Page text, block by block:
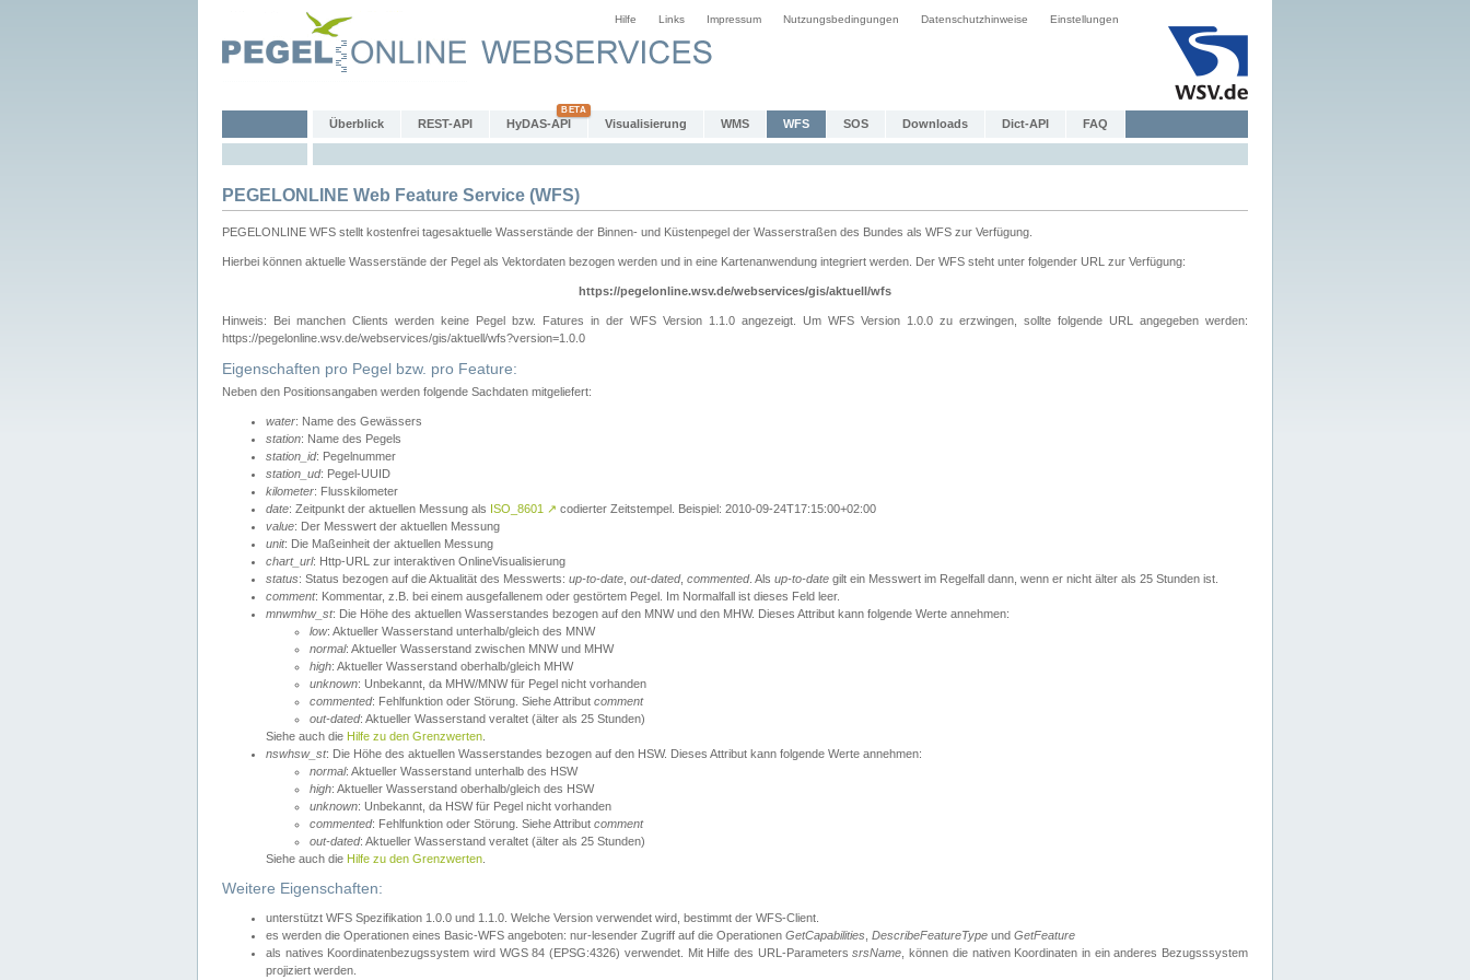
Hilfe Links Impressum Nutzungsbedingungen Datenschutzhinweise Einstellungen
Überblick REST-API HyDAS-API Visualisierung WMS WFS SOS Downloads Dict-API FAQ
PEGELONLINE Web Feature Service (WFS)
PEGELONLINE WFS stellt kostenfrei tagesaktuelle Wasserstände der Binnen- und Küstenpegel der Wasserstraßen des Bundes als WFS zur Verfügung.
Hierbei können aktuelle Wasserstände der Pegel als Vektordaten bezogen werden und in eine Kartenanwendung integriert werden. Der WFS steht unter folgender URL zur Verfügung:
https://pegelonline.wsv.de/webservices/gis/aktuell/wfs
Hinweis: Bei manchen Clients werden keine Pegel bzw. Fatures in der WFS Version 1.1.0 angezeigt. Um WFS Version 1.0.0 zu erzwingen, sollte folgende URL angegeben werden:
https://pegelonline.wsv.de/webservices/gis/aktuell/wfs?version=1.0.0
Eigenschaften pro Pegel bzw. pro Feature:
Neben den Positionsangaben werden folgende Sachdaten mitgeliefert:
water: Name des Gewässers
station: Name des Pegels
station_id: Pegelnummer
station_ud: Pegel-UUID
kilometer: Flusskilometer
date: Zeitpunkt der aktuellen Messung als ISO_8601 ↗ codierter Zeitstempel. Beispiel: 2010-09-24T17:15:00+02:00
value: Der Messwert der aktuellen Messung
unit: Die Maßeinheit der aktuellen Messung
chart_url: Http-URL zur interaktiven OnlineVisualisierung
status: Status bezogen auf die Aktualität des Messwerts: up-to-date out-dated, commented. Als up-to-date gilt ein Messwert im Regelfall dann, wenn er nicht älter als 25 Stunden ist.
comment: Kommentar, z.B. bei einem ausgefallenem oder gestörtem Pegel. Im Normalfall ist dieses Feld leer.
mnwmhw_st: Die Höhe des aktuellen Wasserstandes bezogen auf den MNW und den MHW. Dieses Attribut kann folgende Werte annehmen:
low: Aktueller Wasserstand unterhalb/gleich des MNW
normal: Aktueller Wasserstand zwischen MNW und MHW
high: Aktueller Wasserstand oberhalb/gleich MHW
unknown: Unbekannt, da MHW/MNW für Pegel nicht vorhanden
commented: Fehlfunktion oder Störung. Siehe Attribut comment
out-dated: Aktueller Wasserstand veraltet (älter als 25 Stunden)
Siehe auch die Hilfe zu den Grenzwerten
nswhsw_st: Die Höhe des aktuellen Wasserstandes bezogen auf den HSW. Dieses Attribut kann folgende Werte annehmen:
normal: Aktueller Wasserstand unterhalb des HSW
high: Aktueller Wasserstand oberhalb/gleich des HSW
unknown: Unbekannt, da HSW für Pegel nicht vorhanden
commented: Fehlfunktion oder Störung. Siehe Attribut comment
out-dated: Aktueller Wasserstand veraltet (älter als 25 Stunden)
Siehe auch die Hilfe zu den Grenzwerten
Weitere Eigenschaften:
unterstützt WFS Spezifikation 1.0.0 und 1.1.0. Welche Version verwendet wird, bestimmt der WFS-Client.
es werden die Operationen eines Basic-WFS angeboten: nur-lesender Zugriff auf die Operationen GetCapabilities DescribeFeatureType und GetFeature
als natives Koordinatenbezugssystem wird WGS 84 (EPSG:4326) verwendet. Mit Hilfe des URL-ParameterssrsName , können die nativen Koordinaten in ein anderes Bezugsssystem
projiziert werden.